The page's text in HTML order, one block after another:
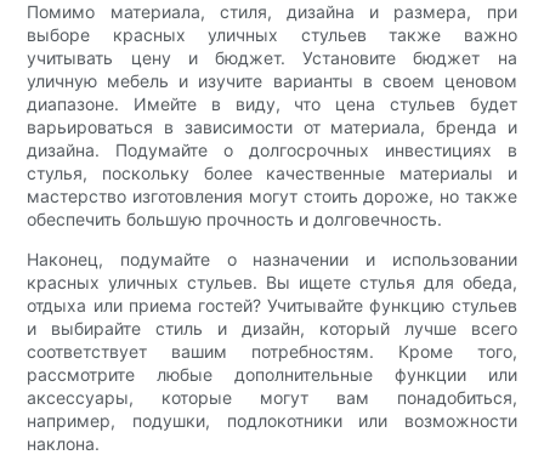
Помимо материала, стиля, дизайна и размера, при
выборе красных уличных стульев также важно
учитывать цену и бюджет. Установите бюджет на
уличную мебель и изучите варианты в своем ценовом
диапазоне. Имейте в виду, что цена стульев будет
варьироваться в зависимости от материала, бренда и
дизайна. Подумайте о долгосрочных инвестициях в
стулья, поскольку более качественные материалы и
мастерство изготовления могут стоить дороже, но также
обеспечить большую прочность и долговечность.
Наконец, подумайте о назначении и использовании
красных уличных стульев. Вы ищете стулья для обеда,
отдыха или приема гостей? Учитывайте функцию стульев
и выбирайте стиль и дизайн, который лучше всего
соответствует вашим потребностям. Кроме того,
рассмотрите любые дополнительные функции или
аксессуары, которые могут вам понадобиться,
например, подушки, подлокотники или возможности
наклона.